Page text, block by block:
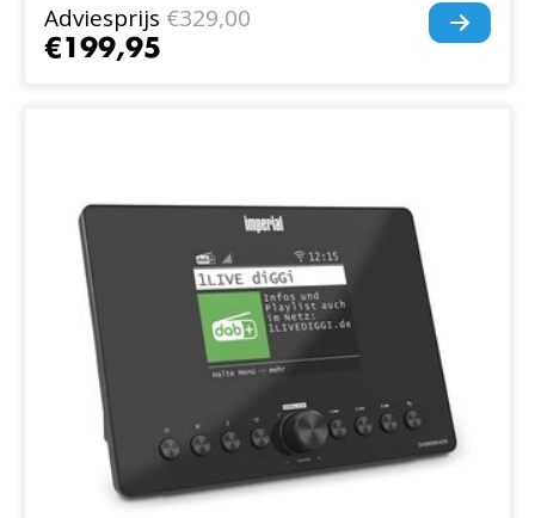
Adviesprijs €329,00
€199,95